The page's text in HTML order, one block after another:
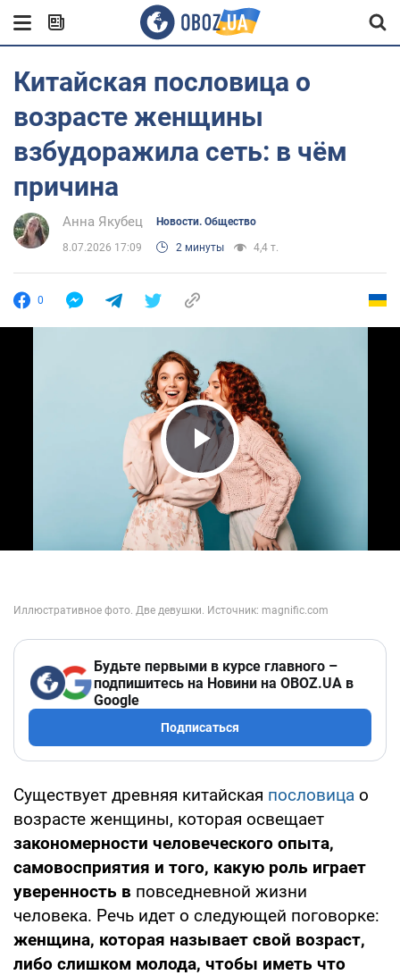
Китайская пословица о
возрасте женщины
взбудоражила сеть: в чём
причина
Анна Якубец Новости. Общество
8.07.2026 17:09 2 минуты 4,4 т.
0
Play Video
Будьте первыми в курсе главного –
подпишитесь на Новини на OBOZ.UA в
Google
Подписаться
Существует древняя китайская пословица о
возрасте женщины, которая освещает
закономерности человеческого опыта,
самовосприятия и того, какую роль играет
уверенность в повседневной жизни
человека. Речь идет о следующей поговорке:
женщина, которая называет свой возраст,
либо слишком молода, чтобы иметь что